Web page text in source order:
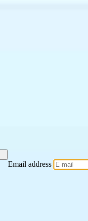
Email address